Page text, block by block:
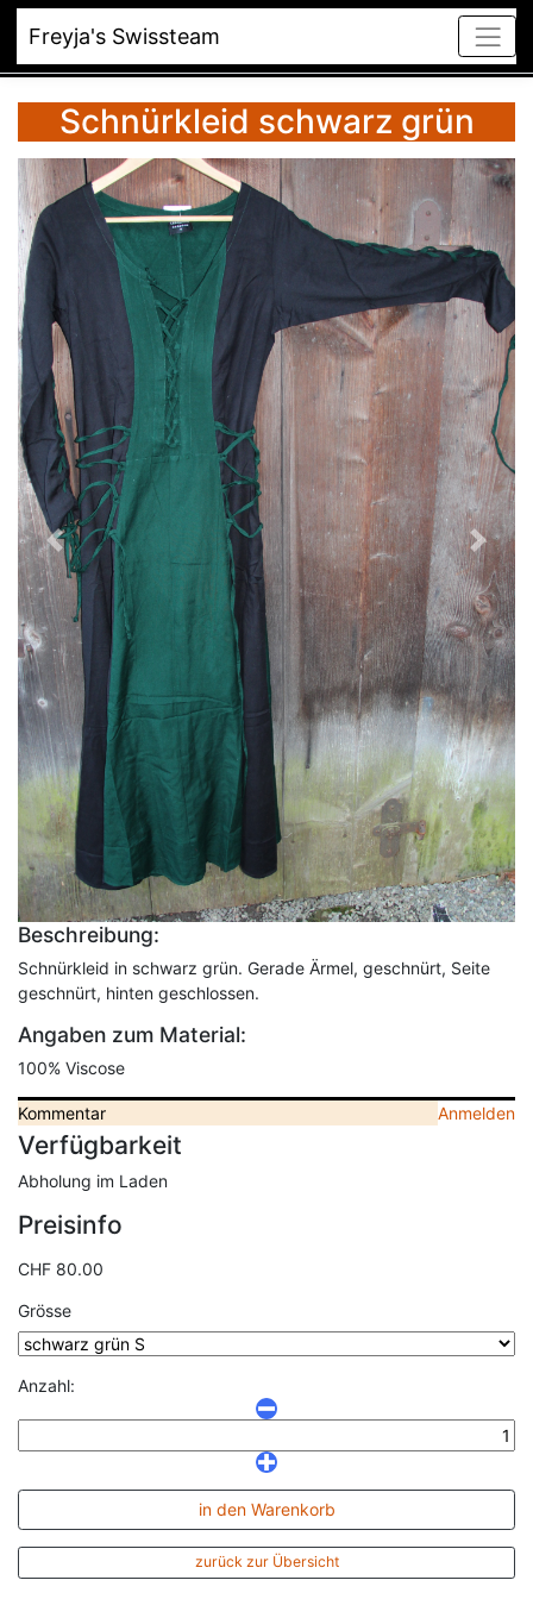
Freyja's Swissteam
Schnürkleid schwarz grün
Vorheriges
Beschreibung:
Schnürkleid in schwarz grün. Gerade Ärmel, geschnürt, Seite
geschnürt, hinten geschlossen.
Angaben zum Material:
100% Viscose
Kommentar Anmelden
Verfügbarkeit
Abholung im Laden
Preisinfo
CHF 80.00
Grösse
Anzahl:
in den Warenkorb
zurück zur Übersicht